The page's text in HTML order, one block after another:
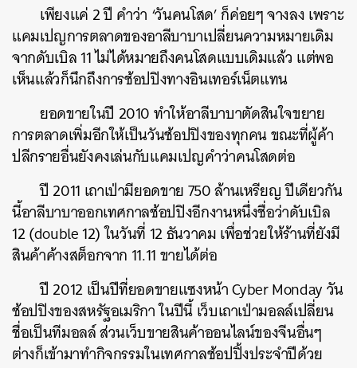
เพียงแค่ 2 ปี คำว่า ‘วันคนโสด’ ก็ค่อยๆ จางลง เพราะ
แคมเปญการตลาดของอาลีบาบาเปลี่ยนความหมายเดิม
จากดับเบิล 11 ไม่ได้หมายถึงคนโสดแบบเดิมแล้ว แต่พอ
เห็นแล้วก็นึกถึงการช้อปปิงทางอินเทอร์เน็ตแทน
ยอดขายในปี 2010 ทำให้อาลีบาบาตัดสินใจขยาย
การตลาดเพิ่มอีกให้เป็นวันช้อปปิงของทุกคน ขณะที่ผู้ค้า
ปลีกรายอื่นยังคงเล่นกับแคมเปญคำว่าคนโสดต่อ
ปี 2011 เถาเป่ามียอดขาย 750 ล้านเหรียญ ปีเดียวกัน
นี้อาลีบาบาออกเทศกาลช้อปปิงอีกงานหนึ่งชื่อว่าดับเบิล
12 (double 12) ในวันที่ 12 ธันวาคม เพื่อช่วยให้ร้านที่ยังมี
สินค้าค้างสต็อกจาก 11.11 ขายได้ต่อ
ปี 2012 เป็นปีที่ยอดขายแซงหน้า Cyber Monday วัน
ช้อปปิงของสหรัฐอเมริกา ในปีนี้ เว็บเถาเป่ามอลล์เปลี่ยน
ชื่อเป็นทีมอลล์ ส่วนเว็บขายสินค้าออนไลน์ของจีนอื่นๆ
ต่างก็เข้ามาทำกิจกรรมในเทศกาลช้อปปิ้งประจำปีด้วย